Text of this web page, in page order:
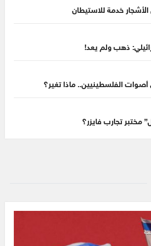
خدمة للاستيطان
ذهب ولم يعد!
أصوات الفلسطينيين.. ماذا تغير؟
مختبر تجارب فايزر؟